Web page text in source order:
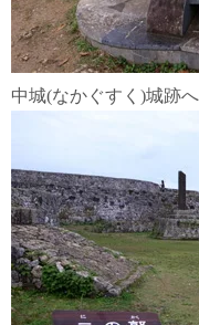
中城(なかぐすく)城跡